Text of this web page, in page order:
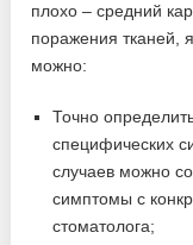
плохо – средний
поражения тканей,
можно:
Точно
специфических
случаев можно
симптомы с
стоматолога;